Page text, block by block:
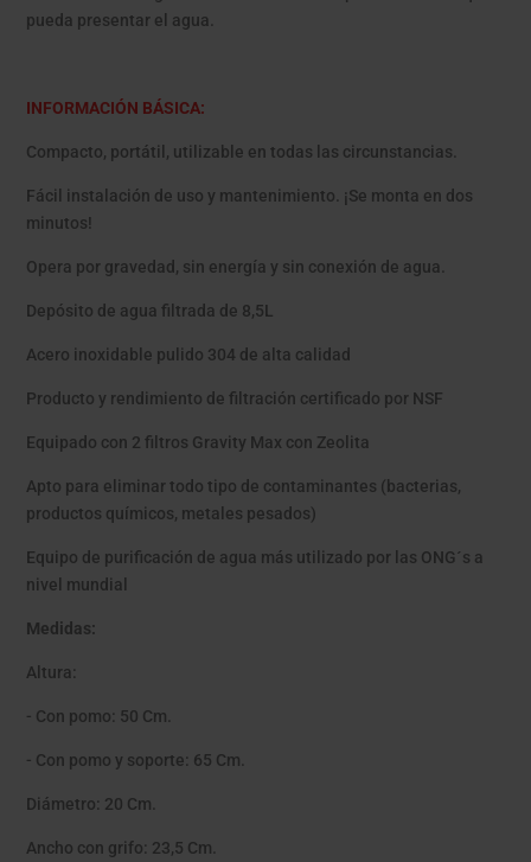
pueda presentar el agua.
INFORMACIÓN BÁSICA:
Compacto, portátil, utilizable en todas las circunstancias.
Fácil instalación de uso y mantenimiento. ¡Se monta en dos
minutos!
Opera por gravedad, sin energía y sin conexión de agua.
Depósito de agua filtrada de 8,5L
Acero inoxidable pulido 304 de alta calidad
Producto y rendimiento de filtración certificado por NSF
Equipado con 2 filtros Gravity Max con Zeolita
Apto para eliminar todo tipo de contaminantes (bacterias,
productos químicos, metales pesados)
Equipo de purificación de agua más utilizado por las ONG´s a
nivel mundial
Medidas:
Altura:
- Con pomo: 50 Cm.
- Con pomo y soporte: 65 Cm.
Diámetro: 20 Cm.
Ancho con grifo: 23,5 Cm.